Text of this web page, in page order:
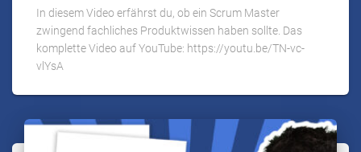
In diesem Video erfährst du, ob ein Scrum Master
zwingend fachliches Produktwissen haben sollte. Das
komplette Video auf YouTube: https://youtu.be/TN-vc-
vlYsA